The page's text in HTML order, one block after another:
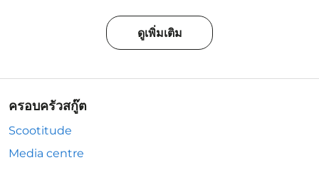
ดูเพิ่มเติม
ครอบครัวสกู๊ต
Scootitude
Media centre